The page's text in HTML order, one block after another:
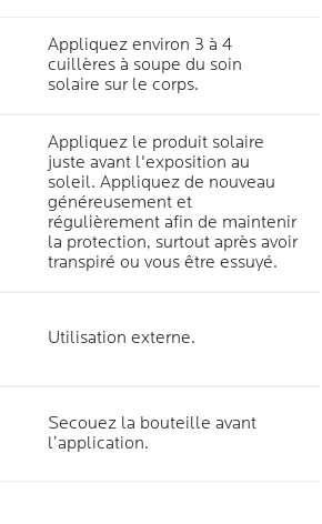
Appliquez environ 3 à 4
cuillères à soupe du soin
solaire sur le corps.
Appliquez le produit solaire
juste avant l'exposition au
soleil. Appliquez de nouveau
généreusement et
régulièrement afin de maintenir
la protection, surtout après avoir
transpiré ou vous être essuyé.
Utilisation externe.
Secouez la bouteille avant
l’application.